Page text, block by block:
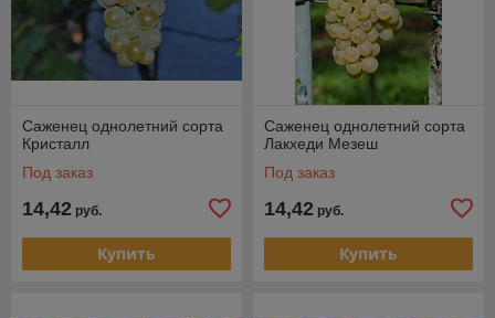
Саженец однолетний сорта
Кристалл
Под заказ
14,42 руб.
Купить
Саженец однолетний сорта
Лакхеди Мезеш
Под заказ
14,42 руб.
Купить